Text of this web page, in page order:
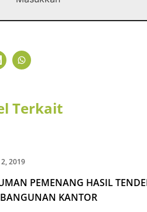
Terkait
2019
PEMENANG HASIL
KANTOR